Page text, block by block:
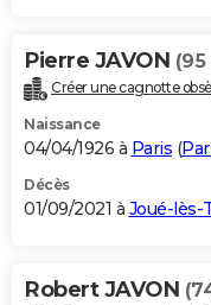
Pierre JAVON (95
Créer une cagnotte
Naissance
04/04/1926 à Paris (
Décès
01/09/2021 à Joué-lès-
Robert JAVON